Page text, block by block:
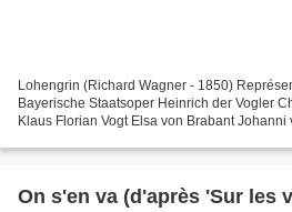
Lohengrin (Richard Wagner - 1850)
Bayerische Staatsoper Heinrich der Vogler
Klaus Florian Vogt Elsa von Brabant Johanni
On s'en va (d'après 'Sur les